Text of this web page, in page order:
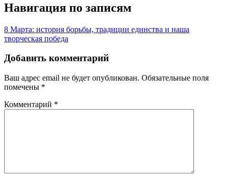
Навигация по записям
8 Марта: история борьбы, традиции единства и наша
творческая победа
Добавить комментарий
Ваш адрес email не будет опубликован. Обязательные поля
помечены *
Комментарий *